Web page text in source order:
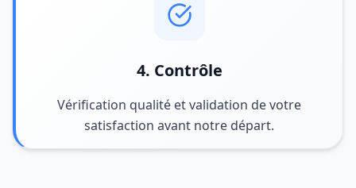
4. Contrôle
Vérification qualité et validation de votre
satisfaction avant notre départ.